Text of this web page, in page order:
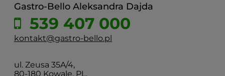
Gastro-Bello Aleksandra Dajda
539 407 000
kontakt@gastro-bello.pl
ul. Zeusa 35A/4,
80-180 Kowale, PL.